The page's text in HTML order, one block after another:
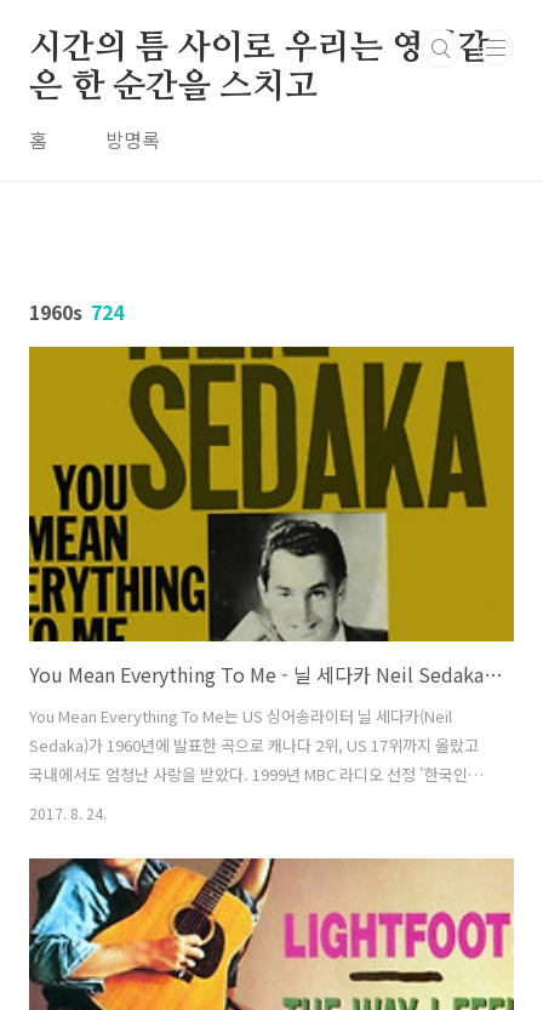
시간의 틈 사이로 우리는 영원같
은 한 순간을 스치고
홈 방명록
1960s 724
You Mean Everything To Me - 닐 세다카 Neil Sedaka / 1960
You Mean Everything To Me는 US 싱어송라이터 닐 세다카(Neil
Sedaka)가 1960년에 발표한 곡으로 캐나다 2위, US 17위까지 올랐고
국내에서도 엄청난 사랑을 받았다. 1999년 MBC 라디오 선정 '한국인이
좋아하는 팝송 200' 중 37위를 차지했다. 닐과 하워드 그린필드
You Are My Destiny와 비슷하다는 평가를 받았다. 20170523 현지운
rainysunshine@tistory.com 무단전재 및 재배포 금지 You are the
answer to my lonely prayer넌 내 유일한 기도의 답변You are an
angel from above넌 위에서..
2017. 8. 24.